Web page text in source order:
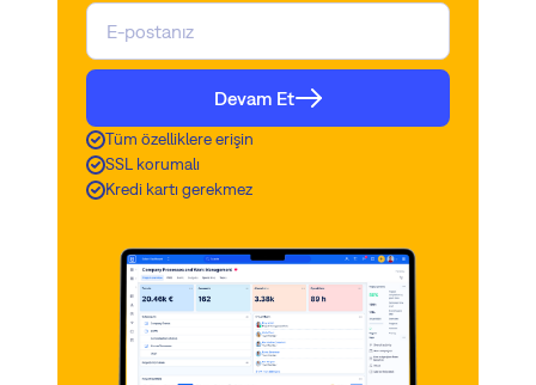
Devam Et
Tüm özelliklere erişin
SSL korumalı
Kredi kartı gerekmez